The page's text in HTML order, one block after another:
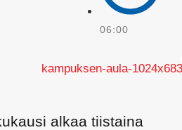
06:00
alkaa tiistaina